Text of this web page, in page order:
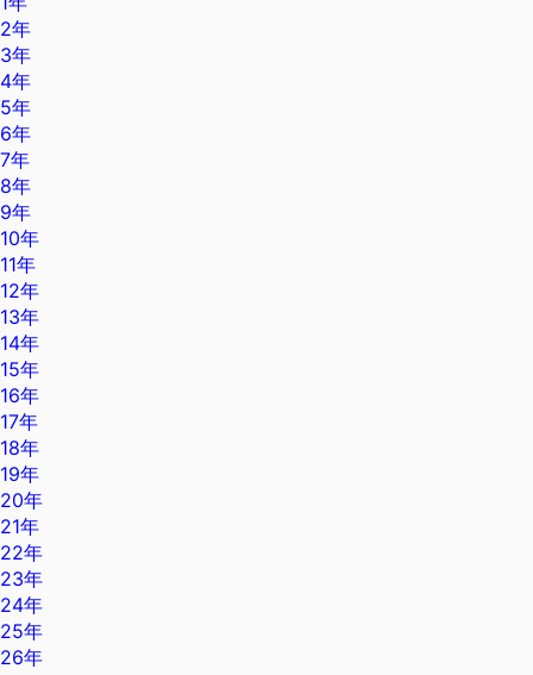
2年
3年
4年
5年
6年
7年
8年
9年
10年
11年
12年
13年
14年
15年
16年
17年
18年
19年
20年
21年
22年
23年
24年
25年
26年